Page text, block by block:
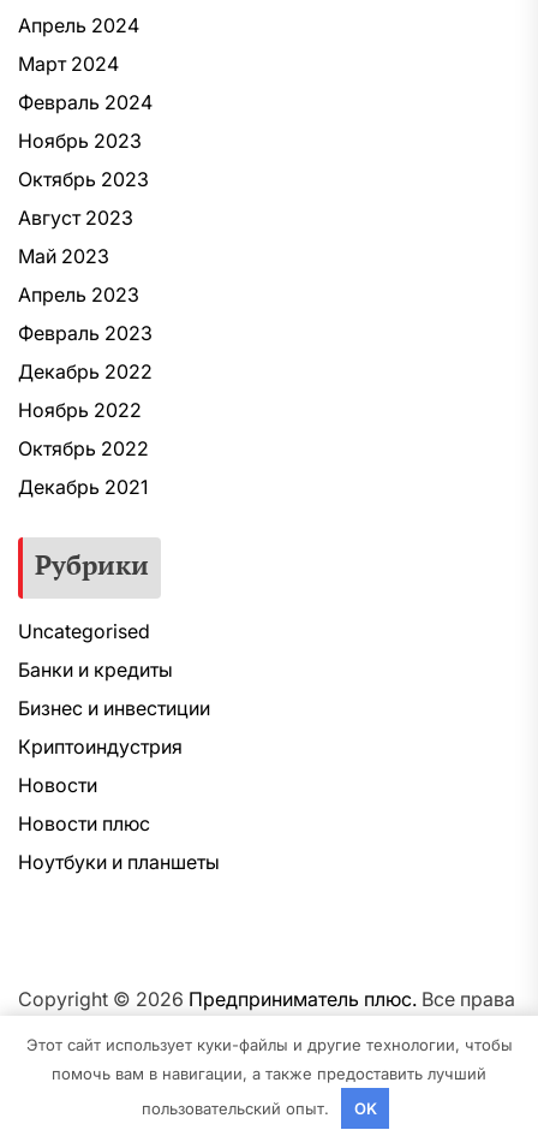
Апрель 2024
Март 2024
Февраль 2024
Ноябрь 2023
Октябрь 2023
Август 2023
Май 2023
Апрель 2023
Февраль 2023
Декабрь 2022
Ноябрь 2022
Октябрь 2022
Декабрь 2021
Рубрики
Uncategorised
Банки и кредиты
Бизнес и инвестиции
Криптоиндустрия
Новости
Новости плюс
Ноутбуки и планшеты
Copyright © 2026 Предприниматель плюс. Все права
платформеWordPress.
Этот сайт использует куки-файлы и другие технологии, чтобы
помочь вам в навигации, а также предоставить лучший
пользовательский опыт.
OK